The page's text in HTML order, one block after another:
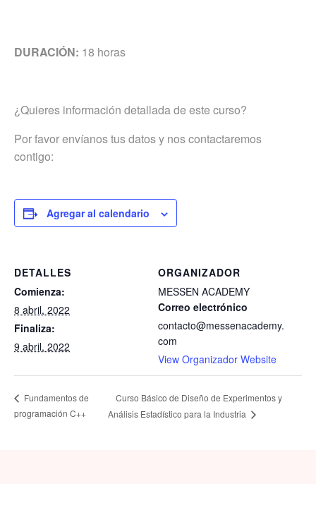
DURACIÓN: 18 horas
¿Quieres información detallada de este curso?
Por favor envíanos tus datos y nos contactaremos
contigo:
Agregar al calendario
DETALLES
Comienza:
8 abril, 2022
Finaliza:
9 abril, 2022
ORGANIZADOR
MESSEN ACADEMY
Correo electrónico
contacto@messenacademy.
com
View Organizador Website
Fundamentos de
programación C++
Curso Básico de Diseño de Experimentos y
Análisis Estadístico para la Industria